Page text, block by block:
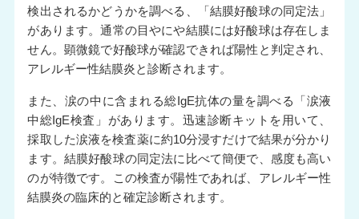
検出されるかどうかを調べる、「結膜好酸球の同定法」
があります。通常の目やにや結膜には好酸球は存在しま
せん。顕微鏡で好酸球が確認できれば陽性と判定され、
アレルギー性結膜炎と診断されます。
また、涙の中に含まれる総IgE抗体の量を調べる「涙液
中総IgE検査」があります。迅速診断キットを用いて、
採取した涙液を検査薬に約10分浸すだけで結果が分かり
ます。結膜好酸球の同定法に比べて簡便で、感度も高い
のが特徴です。この検査が陽性であれば、アレルギー性
結膜炎の臨床的と確定診断されます。